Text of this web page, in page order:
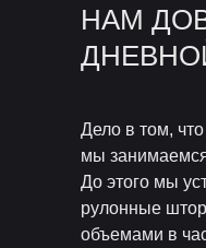
НАМ
Дело в том,
мы
До этого мы
рулонные
объемами в